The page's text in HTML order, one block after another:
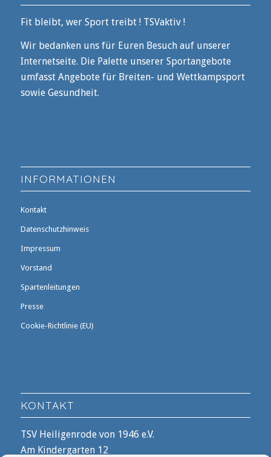
Fit bleibt, wer Sport treibt ! TSVaktiv !
Wir bedanken uns für Euren Besuch auf unserer
Internetseite. Die Palette unserer Sportangebote
umfasst Angebote für Breiten- und Wettkampsport
sowie Gesundheit.
INFORMATIONEN
Kontakt
Datenschutzhinweis
Impressum
Vorstand
Spartenleitungen
Presse
Cookie-Richtlinie (EU)
KONTAKT
TSV Heiligenrode von 1946 e.V.
Am Kindergarten 12